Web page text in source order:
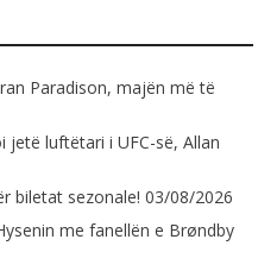
Paradison, majën më të
jetë luftëtari i UFC-së, Allan
biletat sezonale! 03/08/2026
me fanellën e Brøndby